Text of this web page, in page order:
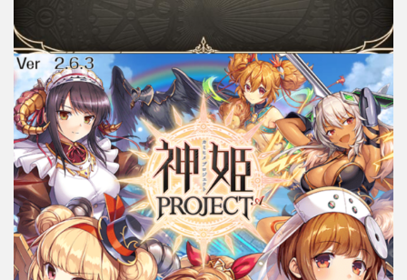
3.2
イベ
ント
参加
でレ
アリ
ティ
の高
い武
器な
どを
手に